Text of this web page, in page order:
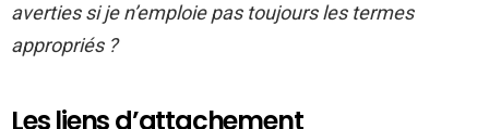
averties si je n’emploie pas toujours les termes
appropriés ?
Les liens d’attachement